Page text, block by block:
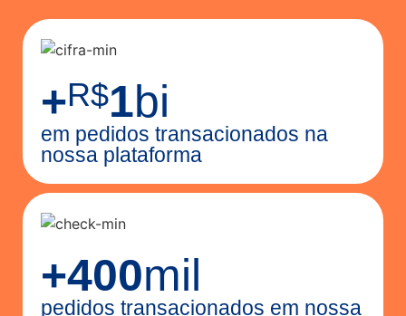
+R$1bi
em pedidos transacionados na
nossa plataforma
+400mil
pedidos transacionados em nossa